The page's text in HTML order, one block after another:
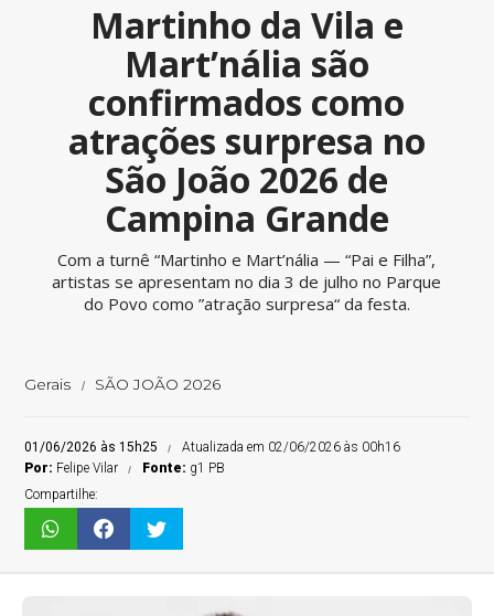
Martinho da Vila e
Mart’nália são
confirmados como
atrações surpresa no
São João 2026 de
Campina Grande
Com a turnê “Martinho e Mart’nália — “Pai e Filha”,
artistas se apresentam no dia 3 de julho no Parque
do Povo como ”atração surpresa“ da festa.
Gerais SÃO JOÃO 2026
01/06/2026 às 15h25
Atualizada em 02/06/2026 às 00h16
Por: Felipe Vilar Fonte: g1 PB
Compartilhe: